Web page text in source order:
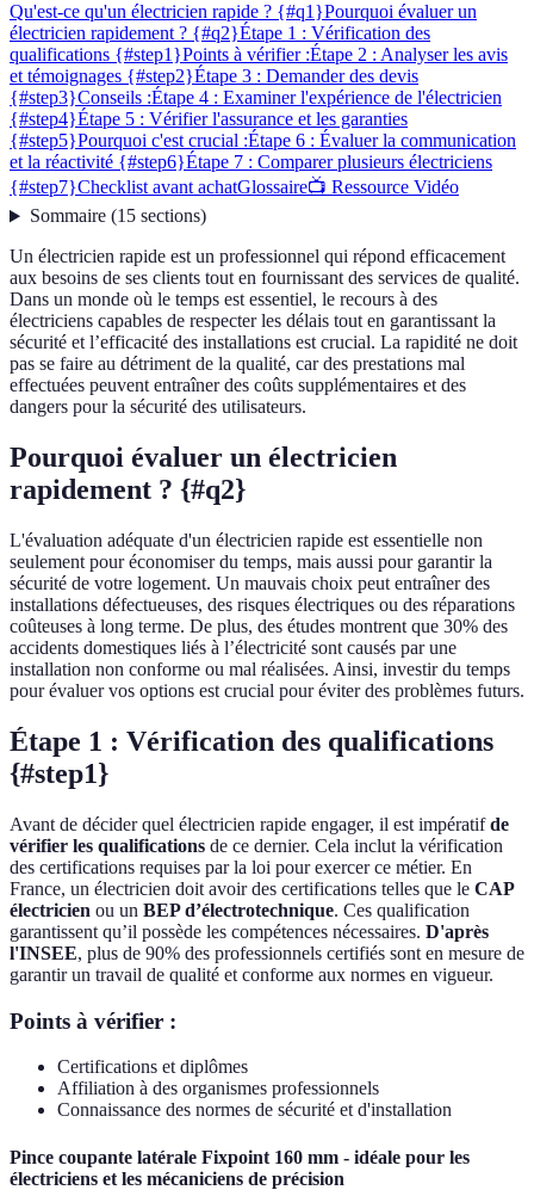
Qu'est-ce qu'un électricien rapide ? {#q1}Pourquoi évaluer un
électricien rapidement ? {#q2}Étape 1 : Vérification des
qualifications {#step1}Points à vérifier :Étape 2 : Analyser les avis
et témoignages {#step2}Étape 3 : Demander des devis
{#step3}Conseils :Étape 4 : Examiner l'expérience de l'électricien
{#step4}Étape 5 : Vérifier l'assurance et les garanties
{#step5}Pourquoi c'est crucial :Étape 6 : Évaluer la communication
et la réactivité {#step6}Étape 7 : Comparer plusieurs électriciens
{#step7}Checklist avant achatGlossaire📺 Ressource Vidéo
Sommaire(15 sections)
Un électricien rapide est un professionnel qui répond efficacement
aux besoins de ses clients tout en fournissant des services de qualité.
Dans un monde où le temps est essentiel, le recours à des
électriciens capables de respecter les délais tout en garantissant la
sécurité et l’efficacité des installations est crucial. La rapidité ne doit
pas se faire au détriment de la qualité, car des prestations mal
effectuées peuvent entraîner des coûts supplémentaires et des
dangers pour la sécurité des utilisateurs.
Pourquoi évaluer un électricien
rapidement ? {#q2}
L'évaluation adéquate d'un électricien rapide est essentielle non
seulement pour économiser du temps, mais aussi pour garantir la
sécurité de votre logement. Un mauvais choix peut entraîner des
installations défectueuses, des risques électriques ou des réparations
coûteuses à long terme. De plus, des études montrent que 30% des
accidents domestiques liés à l’électricité sont causés par une
installation non conforme ou mal réalisées. Ainsi, investir du temps
pour évaluer vos options est crucial pour éviter des problèmes futurs.
Étape 1 : Vérification des qualifications
{#step1}
Avant de décider quel électricien rapide engager, il est impératifde
vérifier les qualifications de ce dernier. Cela inclut la vérification
des certifications requises par la loi pour exercer ce métier. En
France, un électricien doit avoir des certifications telles que le CAP
électricien ou un BEP d’électrotechnique. Ces qualification
garantissent qu’il possède les compétences nécessaires. D'après
l'INSEE, plus de 90% des professionnels certifiés sont en mesure de
garantir un travail de qualité et conforme aux normes en vigueur.
Points à vérifier :
Certifications et diplômes
Affiliation à des organismes professionnels
Connaissance des normes de sécurité et d'installation
Pince coupante latérale Fixpoint 160 mm - idéale pour les
électriciens et les mécaniciens de précision